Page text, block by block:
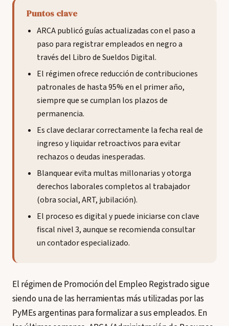
Puntos clave
ARCA publicó guías actualizadas con el paso a
paso para registrar empleados en negro a
través del Libro de Sueldos Digital.
El régimen ofrece reducción de contribuciones
patronales de hasta 95% en el primer año,
siempre que se cumplan los plazos de
permanencia.
Es clave declarar correctamente la fecha real de
ingreso y liquidar retroactivos para evitar
rechazos o deudas inesperadas.
Blanquear evita multas millonarias y otorga
derechos laborales completos al trabajador
(obra social, ART, jubilación).
El proceso es digital y puede iniciarse con clave
fiscal nivel 3, aunque se recomienda consultar
un contador especializado.
El régimen de Promoción del Empleo Registrado sigue
siendo una de las herramientas más utilizadas por las
PyMEs argentinas para formalizar a sus empleados. En